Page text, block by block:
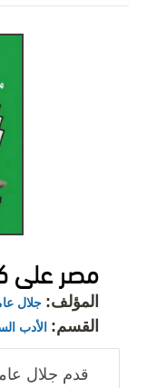
مصر على
المؤلف: جلال
القسم: الأدب
قدم جلال